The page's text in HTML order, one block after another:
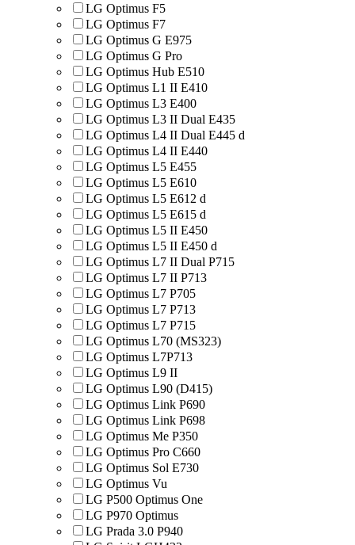
LG Optimus F5
LG Optimus F7
LG Optimus G E975
LG Optimus G Pro
LG Optimus Hub E510
LG Optimus L1 II E410
LG Optimus L3 E400
LG Optimus L3 II Dual E435
LG Optimus L4 II Dual E445 d
LG Optimus L4 II E440
LG Optimus L5 E455
LG Optimus L5 E610
LG Optimus L5 E612 d
LG Optimus L5 E615 d
LG Optimus L5 II E450
LG Optimus L5 II E450 d
LG Optimus L7 II Dual P715
LG Optimus L7 II P713
LG Optimus L7 P705
LG Optimus L7 P713
LG Optimus L7 P715
LG Optimus L70 (MS323)
LG Optimus L7P713
LG Optimus L9 II
LG Optimus L90 (D415)
LG Optimus Link P690
LG Optimus Link P698
LG Optimus Me P350
LG Optimus Pro C660
LG Optimus Sol E730
LG Optimus Vu
LG P500 Optimus One
LG P970 Optimus
LG Prada 3.0 P940